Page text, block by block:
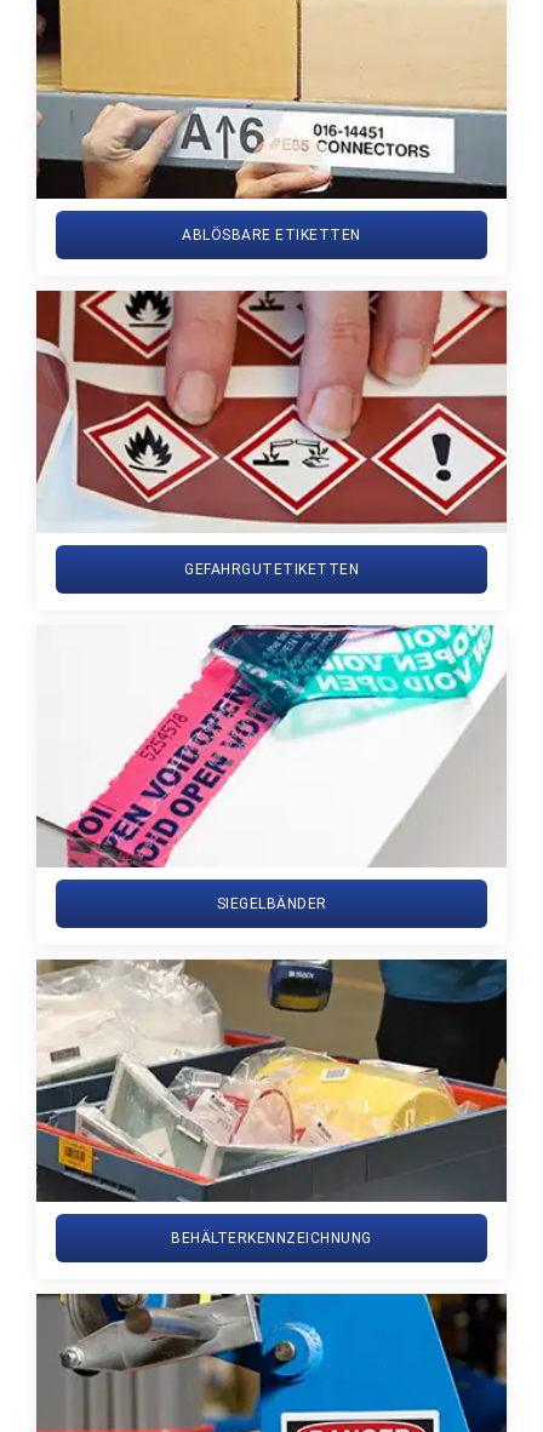
ABLÖSBARE ETIKETTEN
GEFAHRGUTETIKETTEN
SIEGELBÄNDER
BEHÄLTERKENNZEICHNUNG